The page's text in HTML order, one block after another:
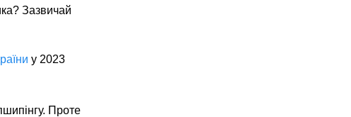
Зазвичай
у 2023
Проте